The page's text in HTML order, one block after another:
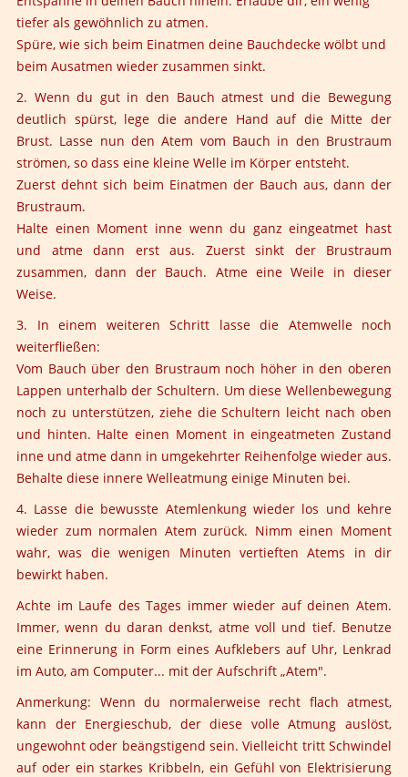
tiefer als gewöhnlich zu atmen.
Spüre, wie sich beim Einatmen deine Bauchdecke wölbt und
beim Ausatmen wieder zusammen sinkt.
2. Wenn du gut in den Bauch atmest und die Bewegung
deutlich spürst, lege die andere Hand auf die Mitte der
Brust. Lasse nun den Atem vom Bauch in den Brustraum
strömen, so dass eine kleine Welle im Körper entsteht.
Zuerst dehnt sich beim Einatmen der Bauch aus, dann der
Brustraum.
Halte einen Moment inne wenn du ganz eingeatmet hast
und atme dann erst aus. Zuerst sinkt der Brustraum
zusammen, dann der Bauch. Atme eine Weile in dieser
Weise.
3. In einem weiteren Schritt lasse die Atemwelle noch
weiterfließen:
Vom Bauch über den Brustraum noch höher in den oberen
Lappen unterhalb der Schultern. Um diese Wellenbewegung
noch zu unterstützen, ziehe die Schultern leicht nach oben
und hinten. Halte einen Moment in eingeatmeten Zustand
inne und atme dann in umgekehrter Reihenfolge wieder aus.
Behalte diese innere Welleatmung einige Minuten bei.
4. Lasse die bewusste Atemlenkung wieder los und kehre
wieder zum normalen Atem zurück. Nimm einen Moment
wahr, was die wenigen Minuten vertieften Atems in dir
bewirkt haben.
Achte im Laufe des Tages immer wieder auf deinen Atem.
Immer, wenn du daran denkst, atme voll und tief. Benutze
eine Erinnerung in Form eines Aufklebers auf Uhr, Lenkrad
im Auto, am Computer... mit der Aufschrift „Atem".
Anmerkung: Wenn du normalerweise recht flach atmest,
kann der Energieschub, der diese volle Atmung auslöst,
ungewohnt oder beängstigend sein. Vielleicht tritt Schwindel
auf oder ein starkes Kribbeln, ein Gefühl von Elektrisierung